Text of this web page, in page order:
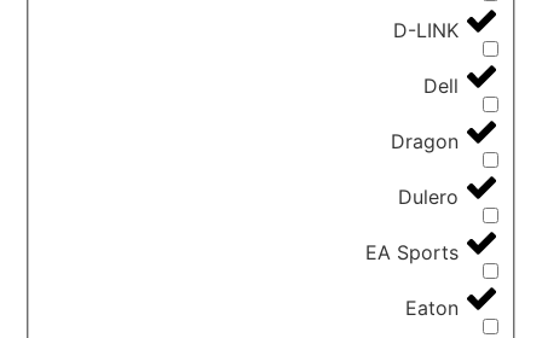
D-LINK
Dell
Dragon
Dulero
EA Sports
Eaton